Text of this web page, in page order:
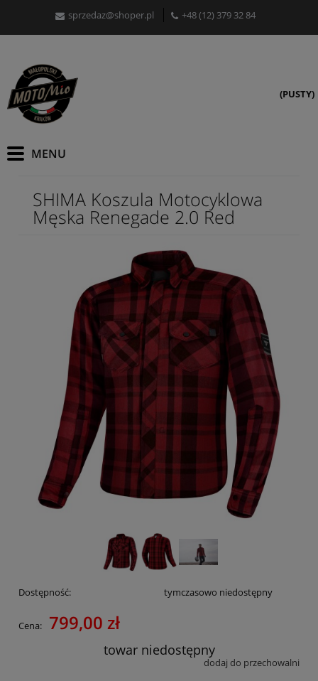
sprzedaz@shoper.pl +48 (12) 379 32 84
(PUSTY)
SHIMA Koszula Motocyklowa
Męska Renegade 2.0 Red
Dostępność: tymczasowo niedostępny
Cena: 799,00 zł
towar niedostępny
dodaj do przechowalni